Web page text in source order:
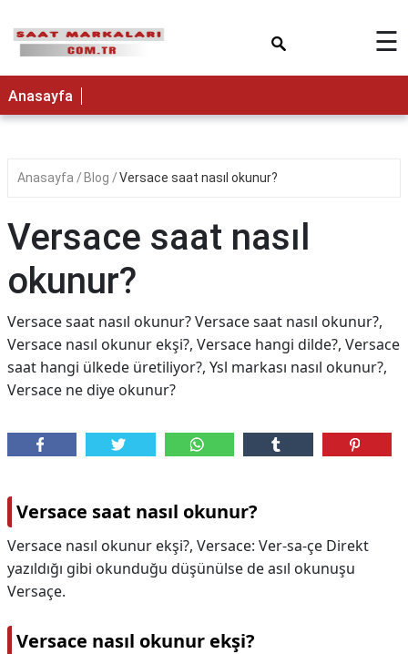
☰
Anasayfa
Anasayfa Blog Versace saat nasıl okunur?
Versace saat nasıl
okunur?
Versace saat nasıl okunur? Versace saat nasıl okunur?,
Versace nasıl okunur ekşi?, Versace hangi dilde?, Versace
saat hangi ülkede üretiliyor?, Ysl markası nasıl okunur?,
Versace ne diye okunur?
Versace saat nasıl okunur?
Versace nasıl okunur ekşi?, Versace: Ver-sa-çe Direkt
yazıldığı gibi okunduğu düşünülse de asıl okunuşu
Versaçe.
Versace nasıl okunur ekşi?